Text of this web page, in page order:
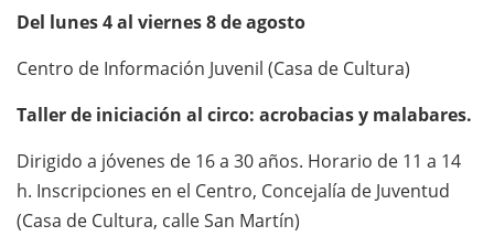
Del lunes 4 al viernes 8 de agosto
Centro de Información Juvenil (Casa de Cultura)
Taller de iniciación al circo: acrobacias y malabares.
Dirigido a jóvenes de 16 a 30 años. Horario de 11 a 14
h. Inscripciones en el Centro, Concejalía de Juventud
(Casa de Cultura, calle San Martín)